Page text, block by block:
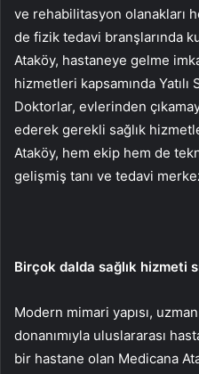
ve rehabilitasyon olanakları
de fizik tedavi branşlarında
Ataköy, hastaneye gelme
hizmetleri kapsamında
Doktorlar, evlerinden
ederek gerekli sağlık
Ataköy, hem ekip hem de
gelişmiş tanı ve tedavi
Birçok dalda sağlık hizmeti
Modern mimari yapısı,
donanımıyla uluslararası
bir hastane olan Medicana